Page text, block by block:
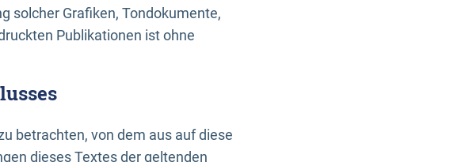
solcher Grafiken, Tondokumente,
Publikationen ist ohne
betrachten, von dem aus auf diese
dieses Textes der geltenden